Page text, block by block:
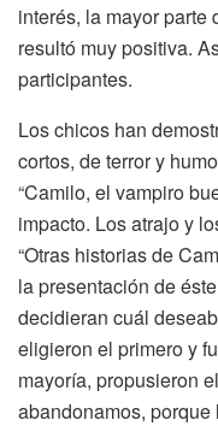
interés, la mayor parte
resultó muy positiva.
participantes.
Los chicos han
cortos, de terror y
“Camilo, el vampiro
impacto. Los atrajo y
“Otras historias de
la presentación de
decidieran cuál
eligieron el primero y
mayoría, propusieron
abandonamos,